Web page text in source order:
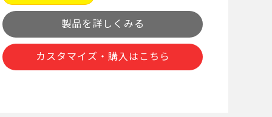
製品を詳しくみる
カスタマイズ・購入はこちら